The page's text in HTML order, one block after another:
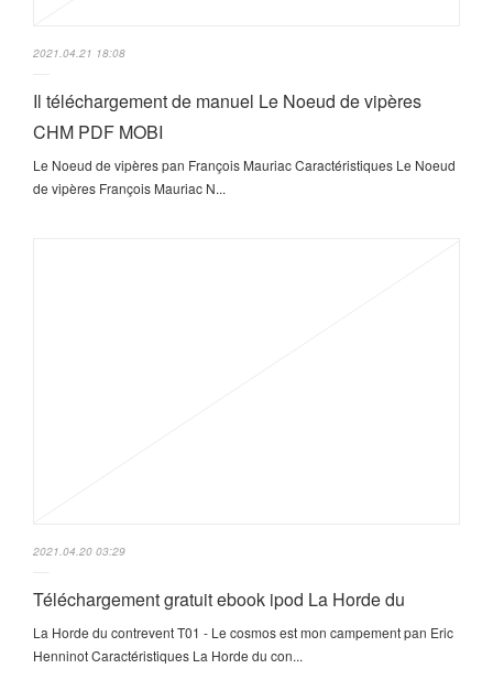
2021.04.21 18:08
Il téléchargement de manuel Le Noeud de vipères
CHM PDF MOBI
Le Noeud de vipères pan François Mauriac Caractéristiques Le Noeud
de vipères François Mauriac N...
2021.04.20 03:29
Téléchargement gratuit ebook ipod La Horde du
La Horde du contrevent T01 - Le cosmos est mon campement pan Eric
Henninot Caractéristiques La Horde du con...